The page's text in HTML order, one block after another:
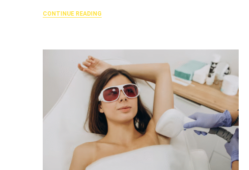
CONTINUE READING